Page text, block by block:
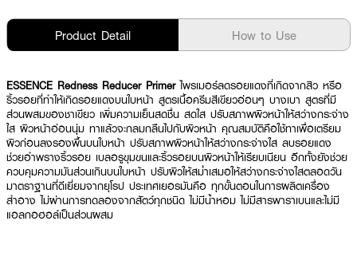
Product Detail How to Use
ESSENCE Redness Reducer Primerไพรเมอร์ลดรอยแดงที่เกิดจากสิว หรือ
ริ้วรอยที่ทำให้เกิดรอยแดงบนใบหน้า สูตรเนื้อครีมสีเขียวอ่อนๆ บางเบา สูตรที่มี
ส่วนผสมของชาเขียว เพิ่มความเย็นสดชื่น สดใส ปรับสภาพผิวหน้าให้สว่างกระจ่าง
ใส ผิวหน้าอ่อนนุ่ม ทาแล้วจะกลมกลืนไปกับผิวหน้า คุณสมบัติคือใช้ทาเพื่อเตรียม
ผิวก่อนลงรองพื้นบนใบหน้า ปรับสภาพผิวหน้าให้สว่างกระจ่างใส ลบรอยแดง
ช่วยอำพรางริ้วรอย เบลอรูขุมขนและริ้วรอยบนผิวหน้าให้เรียบเนียน อีกทั้งยังช่วย
ควบคุมความมันส่วนเกินบนใบหน้า ปรับผิวให้สม่ำเสมอให้สว่างกระจ่างใสตลอดวัน
มาตราฐานที่ดีเยี่ยมจากยุโรป ประเทศเยอรมันคือ ทุกขั้นตอนในการผลิตเครื่อง
สำอาง ไม่ผ่านการทดลองจากสัตว์ทุกชนิด ไม่มีน้ำหอม ไม่มีสารพาราเบนและไม่มี
แอลกอฮอล์เป็นส่วนผสม